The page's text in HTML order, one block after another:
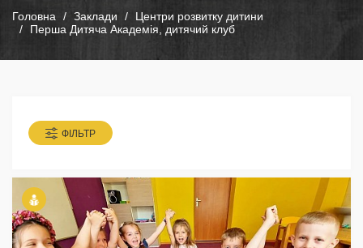
Головна Заклади
Центри розвитку дитини
Перша Дитяча Академія, дитячий клуб
ФІЛЬТР